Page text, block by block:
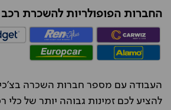
החברות הפופולריות להשכרת רכב
העבודה עם מספר חברות השכרה
להציע לכם זמינות גבוהה יותר של כלי